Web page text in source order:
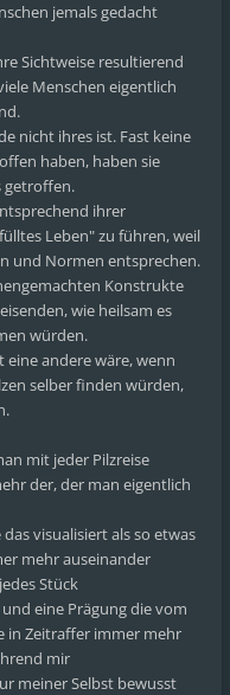
jemals gedacht
Sichtweise resultierend
Menschen eigentlich
nicht ihres ist. Fast keine
haben, haben sie
getroffen.
ihrer
Leben" zu führen, weil
und Normen entsprechen.
Konstrukte
wie heilsam es
würden.
eine andere wäre, wenn
selber finden würden,
mit jeder Pilzreise
der, der man eigentlich
visualisiert als so etwas
mehr auseinander
Stück
eine Prägung die vom
in Zeitraffer immer mehr
mir
meiner Selbst bewusst